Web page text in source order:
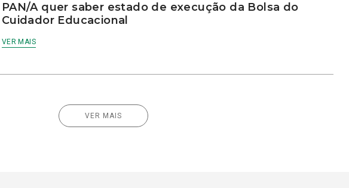
PAN/A quer saber estado de execução da Bolsa do
Cuidador Educacional
VER MAIS
VER MAIS